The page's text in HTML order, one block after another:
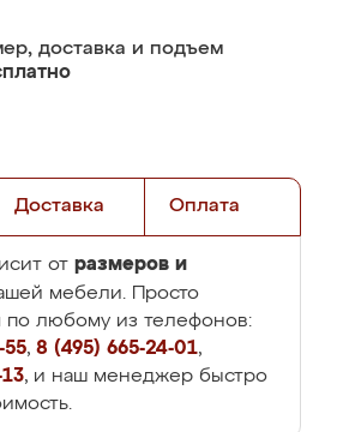
доставка и подъем
Доставка Оплата
от размеров и
мебели. Просто
по любому из телефонов:
55, 8 (495) 665-24-01,
, и наш менеджер быстро